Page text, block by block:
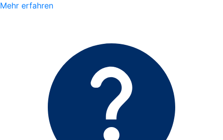
Mehr erfahren